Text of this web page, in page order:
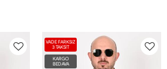
VADE FARKSIZ
3 TAKSİT
KARGO
BEDAVA